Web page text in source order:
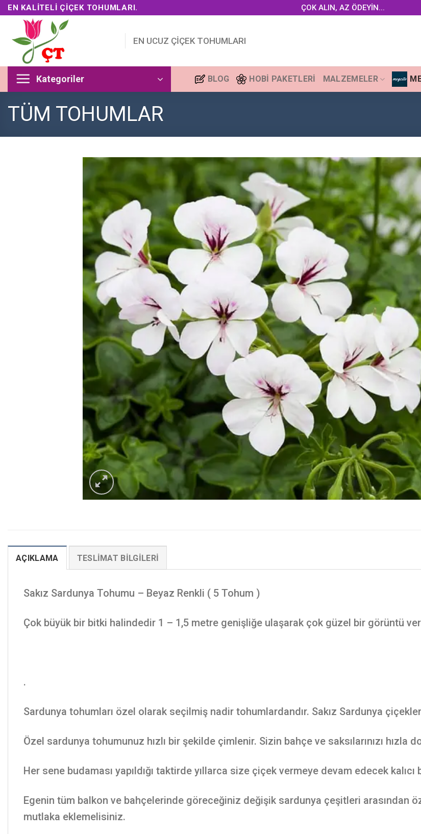
Skip
content
EN KALITELI ÇIÇEK TOHUMLARI. ÇOK ALIN, AZ ÖDEYİN...
EN UCUZ ÇİÇEK TOHUMLARI
Kategoriler BLOG HOBI PAKETLERI MALZEMELER
TÜM TOHUMLAR
AÇIKLAMA TESLIMAT BILGILERI
Sakız Sardunya Tohumu – Beyaz Renkli ( 5 Tohum )
Çok büyük bir bitki halindedir 1 – 1,5 metre genişliğe ulaşarak çok güzel bir görüntü
.
Sardunya tohumları özel olarak seçilmiş nadir tohumlardandır. Sakız Sardunya
Özel sardunya tohumunuz hızlı bir şekilde çimlenir. Sizin bahçe ve saksılarınızı hızla
Her sene budaması yapıldığı taktirde yıllarca size çiçek vermeye devam edecek kalıcı
Egenin tüm balkon ve bahçelerinde göreceğiniz değişik sardunya çeşitleri arasından
mutlaka eklemelisiniz.